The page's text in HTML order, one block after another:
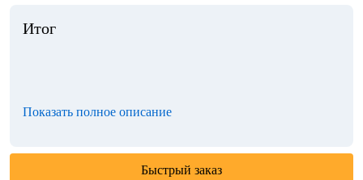
Итог
Показать полное описание
Быстрый заказ